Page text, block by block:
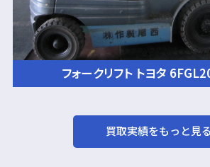
フォークリフト トヨタ
買取実績をもっと見る